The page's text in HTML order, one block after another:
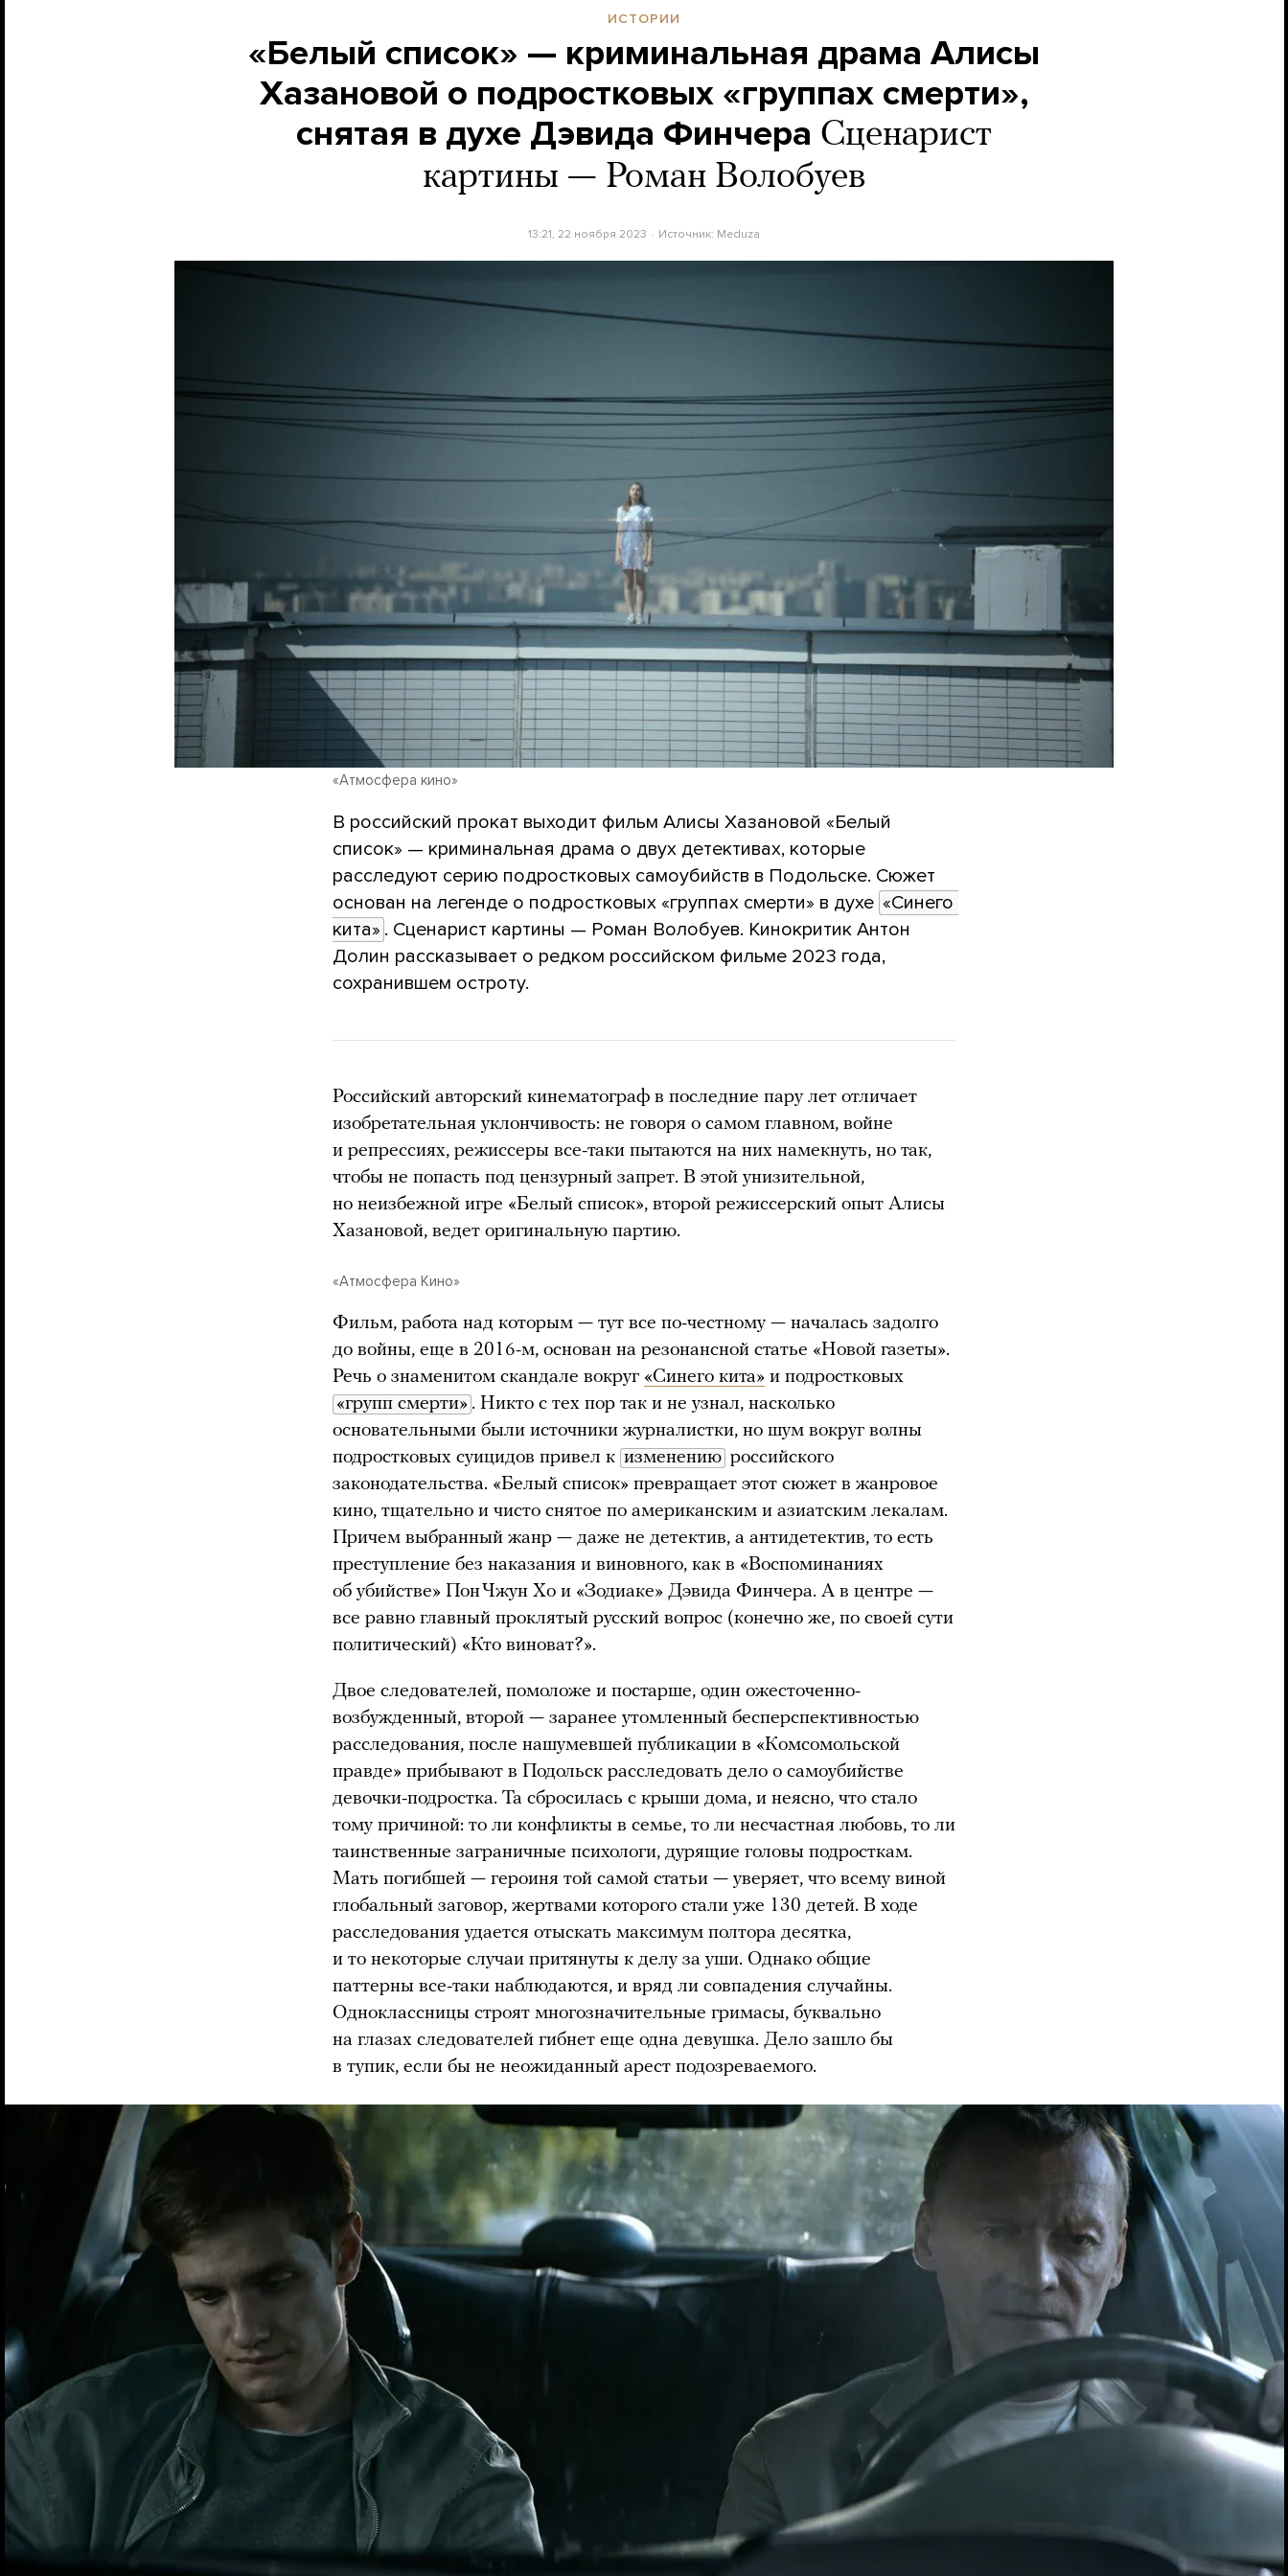
ИСТОРИИ
«Белый список» — криминальная драма Алисы
Хазановой о подростковых «группах смерти»,
снятая в духе Дэвида Финчера Сценарист
картины — Роман Волобуев
13:21, 22 ноября 2023 Источник: Meduza
«Атмосфера кино»
В российский прокат выходит фильм Алисы Хазановой «Белый
список» — криминальная драма о двух детективах, которые
расследуют серию подростковых самоубийств в Подольске. Сюжет
основан на легенде о подростковых «группах смерти» в духе «Синего
кита» . Сценарист картины — Роман Волобуев. Кинокритик Антон
Долин рассказывает о редком российском фильме 2023 года,
сохранившем остроту.
Российский авторский кинематограф в последние пару лет отличает
изобретательная уклончивость: не говоря о самом главном, войне
и репрессиях, режиссеры все-таки пытаются на них намекнуть, но так,
чтобы не попасть под цензурный запрет. В этой унизительной,
но неизбежной игре «Белый список», второй режиссерский опыт Алисы
Хазановой, ведет оригинальную партию.
«Атмосфера Кино»
Фильм, работа над которым — тут все по-честному — началась задолго
до войны, еще в 2016-м, основан на резонансной статье «Новой газеты».
Речь о знаменитом скандале вокруг «Синего кита» и подростковых
«групп смерти» . Никто с тех пор так и не узнал, насколько
основательными были источники журналистки, но шум вокруг волны
подростковых суицидов привел к изменению российского
законодательства. «Белый список» превращает этот сюжет в жанровое
кино, тщательно и чисто снятое по американским и азиатским лекалам.
Причем выбранный жанр — даже не детектив, а антидетектив, то есть
преступление без наказания и виновного, как в «Воспоминаниях
об убийстве» Пон Чжун Хо и «Зодиаке» Дэвида Финчера. А в центре —
все равно главный проклятый русский вопрос (конечно же, по своей сути
политический) «Кто виноват?».
Двое следователей, помоложе и постарше, один ожесточенно-
возбужденный, второй — заранее утомленный бесперспективностью
расследования, после нашумевшей публикации в «Комсомольской
правде» прибывают в Подольск расследовать дело о самоубийстве
девочки-подростка. Та сбросилась с крыши дома, и неясно, что стало
тому причиной: то ли конфликты в семье, то ли несчастная любовь, то ли
таинственные заграничные психологи, дурящие головы подросткам.
Мать погибшей — героиня той самой статьи — уверяет, что всему виной
глобальный заговор, жертвами которого стали уже 130 детей. В ходе
расследования удается отыскать максимум полтора десятка,
и то некоторые случаи притянуты к делу за уши. Однако общие
паттерны все-таки наблюдаются, и вряд ли совпадения случайны.
Одноклассницы строят многозначительные гримасы, буквально
на глазах следователей гибнет еще одна девушка. Дело зашло бы
в тупик, если бы не неожиданный арест подозреваемого.